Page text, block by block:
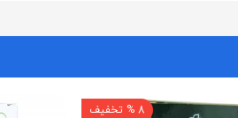
8 % تخفیف